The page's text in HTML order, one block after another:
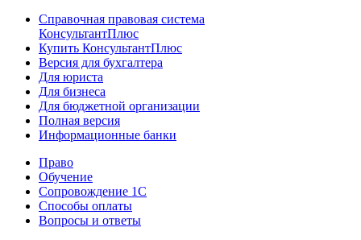
Справочная правовая система
КонсультантПлюс
Купить КонсультантПлюс
Версия для бухгалтера
Для юриста
Для бизнеса
Для бюджетной организации
Полная версия
Информационные банки
Право
Обучение
Сопровождение 1С
Способы оплаты
Вопросы и ответы